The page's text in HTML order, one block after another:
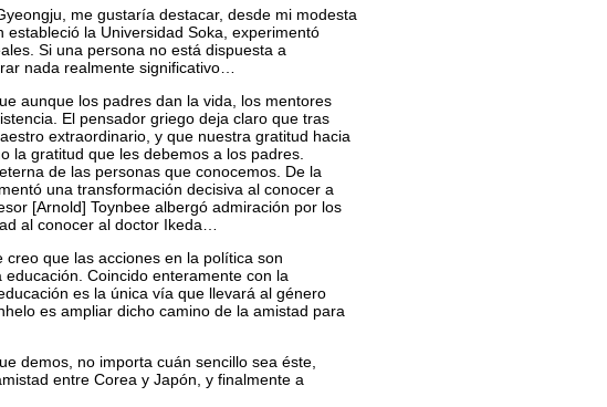
me gustaría destacar, desde mi modesta
la Universidad Soka, experimentó
Si una persona no está dispuesta a
nada realmente significativo…
aunque los padres dan la vida, los mentores
El pensador griego deja claro que tras
extraordinario, y que nuestra gratitud hacia
la gratitud que les debemos a los padres.
de las personas que conocemos. De la
una transformación decisiva al conocer a
[Arnold] Toynbee albergó admiración por los
al conocer al doctor Ikeda…
que las acciones en la política son
Coincido enteramente con la
es la única vía que llevará al género
es ampliar dicho camino de la amistad para
demos, no importa cuán sencillo sea éste,
entre Corea y Japón, y finalmente a